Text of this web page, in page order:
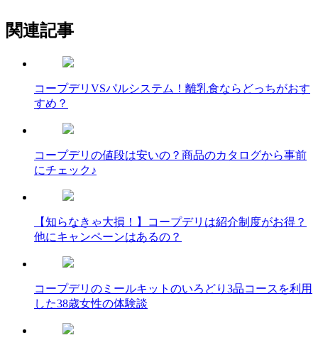
関連記事
コープデリVSパルシステム！離乳食ならどっちがおす
すめ？
コープデリの値段は安いの？商品のカタログから事前
にチェック♪
【知らなきゃ大損！】コープデリは紹介制度がお得？
他にキャンペーンはあるの？
コープデリのミールキットのいろどり3品コースを利用
した38歳女性の体験談